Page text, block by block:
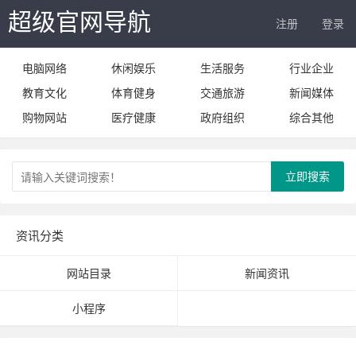
超级官网导航 注册 登录
电脑网络 休闲娱乐 生活服务
行业企业
教育文化
体育健身 交通旅游
新闻媒体
购物网站
医疗健康 政府组织 综合其他
立即搜索
资讯分类
网站目录 新闻资讯
小程序